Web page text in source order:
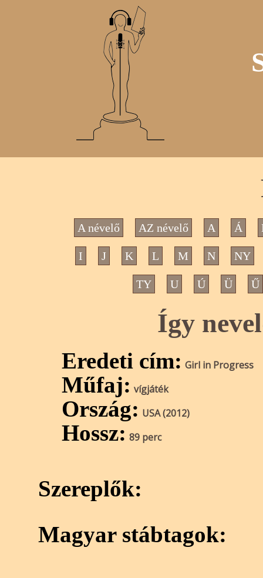
A névelő AZ névelő A Á
I J K L M N NY
TY U Ú Ü Ű
Így
Eredeti cím: Girl in Progress
Műfaj: vígjáték
Ország: USA (2012)
Hossz: 89 perc
Szereplők:
Magyar stábtagok: